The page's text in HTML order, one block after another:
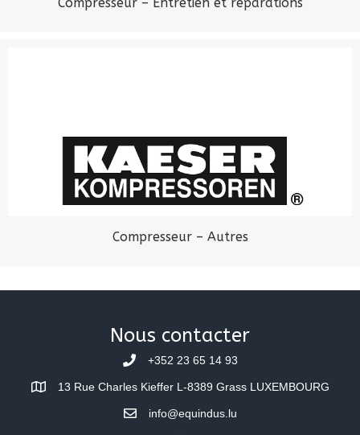
Compresseur – Autres
Nous contacter
+352 23 65 14 93
13 Rue Charles Kieffer L-8389 Grass LUXEMBOURG
info@equindus.lu